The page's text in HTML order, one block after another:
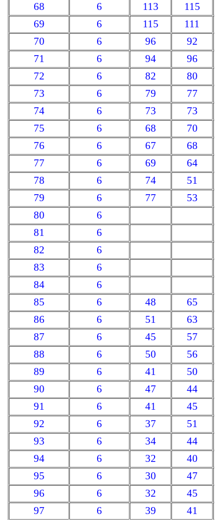
68
6 113
115
69
6 115
111
70
6 96
92
71
6 94
96
72
6 82
80
73
6 79
77
74
6 73
73
75
6 68
70
76
6 67
68
77
6 69
64
78
6 74
51
79
6 77
53
80
6
81
6
82
6
83
6
84
6
85
6 48
65
86
6 51
63
87
6 45
57
88
6 50
56
89
6 41
50
90
6 47
44
91
6 41
45
92
6 37
51
93
6 34
44
94
6 32
40
95
6 30
47
96
6 32
45
97
6 39
41